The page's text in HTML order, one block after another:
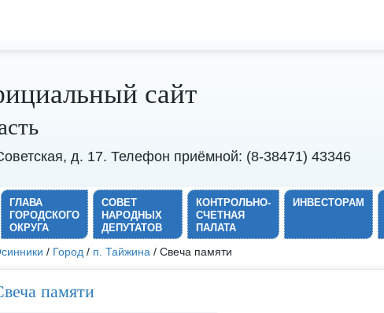
сайт
д. 17. Телефон приёмной: (8-38471) 43346
ГЛАВА
ГОРОДСКОГО
ОКРУГА
СОВЕТ
НАРОДНЫХ
ДЕПУТАТОВ
КОНТРОЛЬНО-
СЧЕТНАЯ
ПАЛАТА
ИНВЕСТОРАМ
/ Город / п. Тайжина / Свеча памяти
памяти